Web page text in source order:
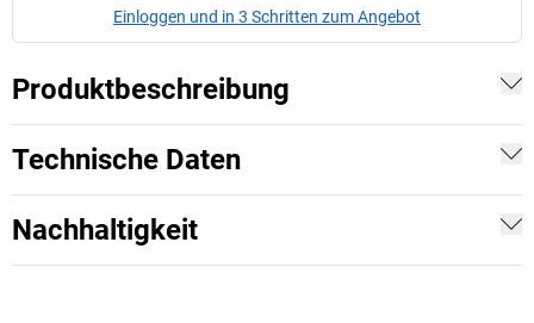
Einloggen und in 3 Schritten zum Angebot
Produktbeschreibung
Technische Daten
Nachhaltigkeit